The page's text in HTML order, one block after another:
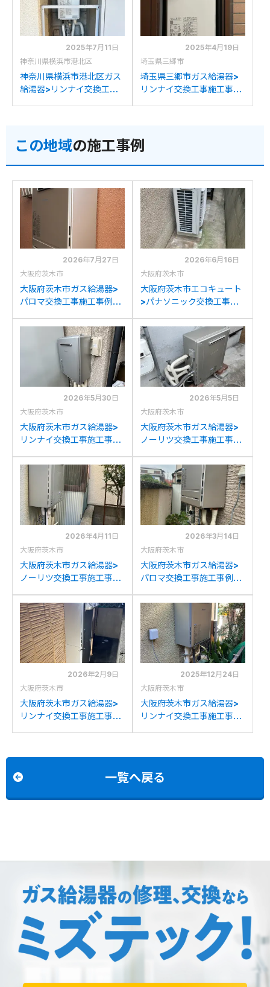
2025年7月11日
神奈川県横浜市港北区
神奈川県横浜市港北区ガス
給湯器>リンナイ交換工事
の交換
2025年4月19日
埼玉県三郷市
埼玉県三郷市ガス給湯器>
リンナイ交換工事施工事
の交換
この地域の施工事例
2026年7月27日
大阪府茨木市
大阪府茨木市ガス給湯器>
パロマ交換工事施工事例：
からパロマFH-2023SAW-
1への交換
2026年6月16日
大阪府茨木市
大阪府茨木市エコキュート
>パナソニック交換工事施
TU37GFCVからパナソニ
ックHE-S46LQSへの交換
2026年5月30日
大阪府茨木市
大阪府茨木市ガス給湯器>
リンナイ交換工事施工事
C24T1からリンナイRUF-
K2406SAW(A)への交換
2026年5月5日
大阪府茨木市
大阪府茨木市ガス給湯器>
ノーリツ交換工事施工事
S2400ZRからノーリツ
GT-C2472AR BLへの交換
2026年4月11日
大阪府茨木市
大阪府茨木市ガス給湯器>
ノーリツ交換工事施工事
2050SAWXからノーリツ
GT-C2072SAW BLへの交
換
2026年3月14日
大阪府茨木市
大阪府茨木市ガス給湯器>
パロマ交換工事施工事例：
らパロマFH-E2022SAWL
への交換
2026年2月9日
大阪府茨木市
大阪府茨木市ガス給湯器>
リンナイ交換工事施工事
2025年12月24日
大阪府茨木市
大阪府茨木市ガス給湯器>
リンナイ交換工事施工事
一覧へ戻る